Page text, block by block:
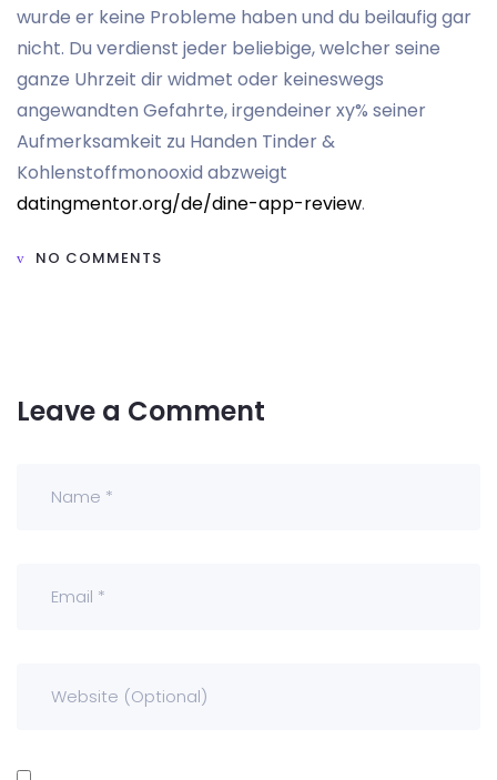
wurde er keine Probleme haben und du beilaufig gar
nicht. Du verdienst jeder beliebige, welcher seine
ganze Uhrzeit dir widmet oder keineswegs
angewandten Gefahrte, irgendeiner xy% seiner
Aufmerksamkeit zu Handen Tinder &
Kohlenstoffmonooxid abzweigt
datingmentor.org/de/dine-app-review.
NO COMMENTS
Leave a Comment